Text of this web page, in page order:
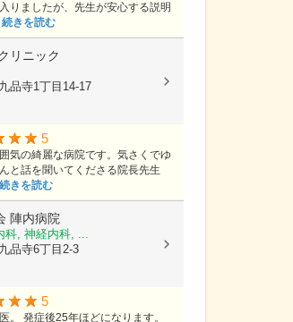
りましたが、先生が安心する説明
続きを読む
リニック
品寺1丁目14-17
5
気の綺麗な病院です。気さくでゆ
と話を聞いてくださる院長先生
続きを読む
陣内病院
科, 神経内科, ...
品寺6丁目2-3
5
。 発症後25年ほどになります。